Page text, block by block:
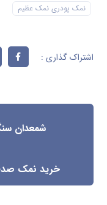
نمک پودری نمک عظیم
شمعدان
خرید نمک